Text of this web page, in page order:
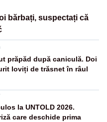
bărbați, suspectați că
prăpăd după caniculă. Doi
loviți de trăsnet în râul
la UNTOLD 2026.
care deschide prima